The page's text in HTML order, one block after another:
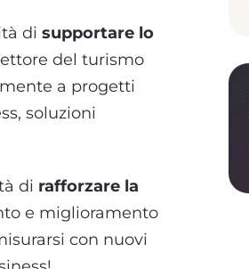
di supportare lo
del turismo
a progetti
soluzioni
di rafforzare la
e miglioramento
con nuovi